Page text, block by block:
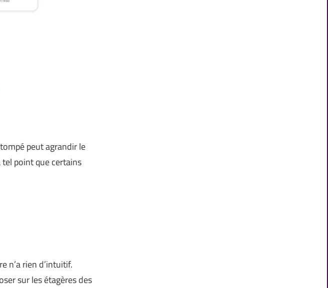
peut agrandir le
tel point que certains
n’a rien d’intuitif.
sur les étagères des